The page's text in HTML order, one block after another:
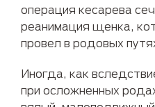
операция кесарева
реанимация щенка,
провел в родовых
Иногда, как
при осложненных